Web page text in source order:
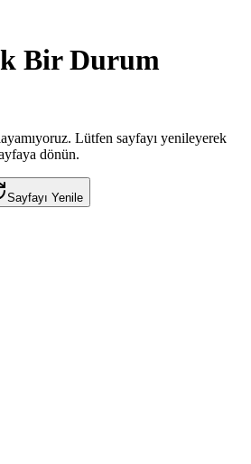
Bir Durum
Lütfen sayfayı yenileyerek
dönün.
Sayfayı Yenile